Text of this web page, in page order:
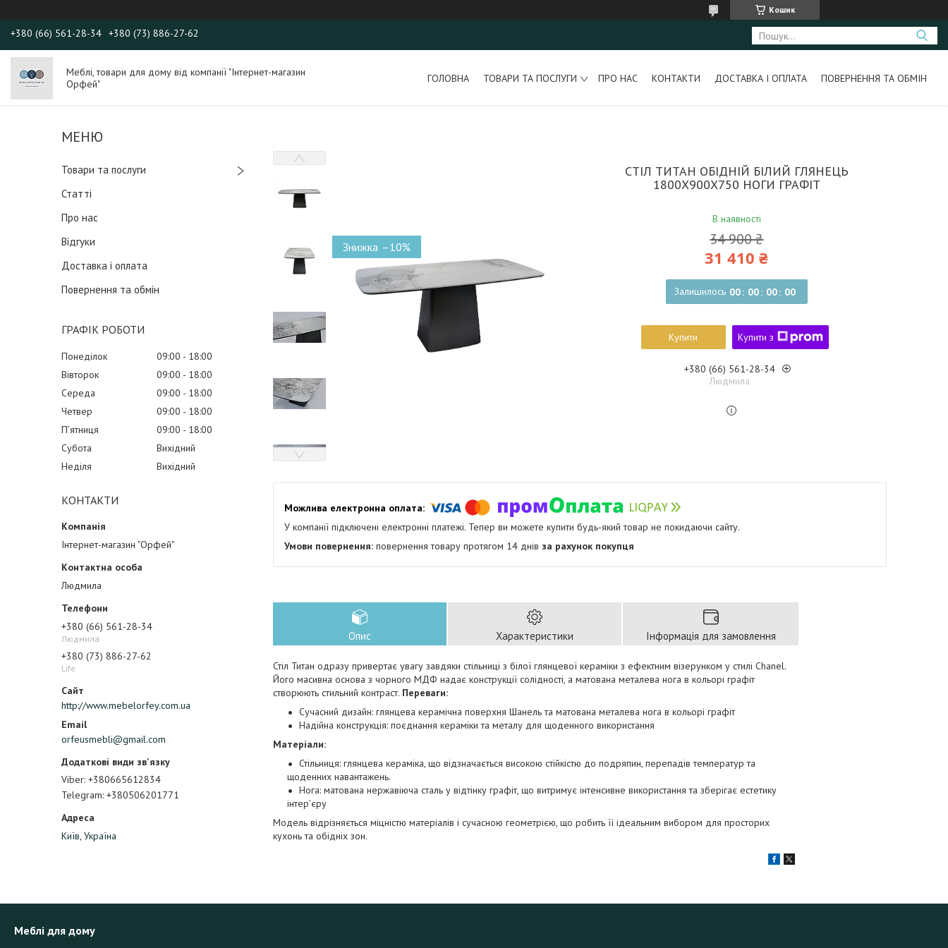
Кошик
+380 (66) 561-28-34 +380 (73) 886-27-62
Меблі, товари для дому від компанії "Інтернет-магазин
Орфей"
ГОЛОВНА ТОВАРИ ТА ПОСЛУГИ ПРО НАС КОНТАКТИ ДОСТАВКА І ОПЛАТА ПОВЕРНЕННЯ ТА ОБМІН
Товари та послуги
Статті
Про нас
Відгуки
Доставка і оплата
Повернення та обмін
ГРАФІК РОБОТИ
Понеділок 09:00
18:00
Вівторок
09:00
18:00
Середа
09:00
18:00
Четвер
09:00
18:00
Пʼятниця
09:00
18:00
Субота
Вихідний
Неділя
Вихідний
КОНТАКТИ
Інтернет-магазин "Орфей"
Людмила
+380 (66) 561-28-34
Людмила
+380 (73) 886-27-62
Life
http://www.mebelorfey.com.ua
orfeusmebli@gmail.com
Viber +380665612834
Telegram +380506201771
Київ, Україна
–10%
СТІЛ ТИТАН ОБІДНІЙ БІЛИЙ ГЛЯНЕЦЬ
1800X900X750 НОГИ ГРАФІТ
В наявності
34 900 ₴
31 410 ₴
Залишилось 00 00 00 00
Купити Купити з
+380 (66) 561-28-34
Людмила
У компанії підключені електронні платежі. Тепер ви можете купити будь-який товар не покидаючи сайту.
повернення товару протягом 14 днів за рахунок покупця
Опис Характеристики Інформація для замовлення
Стіл Титан одразу привертає увагу завдяки стільниці з білої глянцевої кераміки з ефектним візерунком у стилі Chanel.
Його масивна основа з чорного МДФ надає конструкції солідності, а матована металева нога в кольорі графіт
створюють стильний контраст. Переваги:
Сучасний дизайн: глянцева керамічна поверхня Шанель та матована металева нога в кольорі графіт
Надійна конструкція: поєднання кераміки та металу для щоденного використання
Матеріали:
Стільниця: глянцева кераміка, що відзначається високою стійкістю до подряпин, перепадів температур та
щоденних навантажень.
Нога: матована нержавіюча сталь у відтінку графіт, що витримує інтенсивне використання та зберігає естетику
інтер’єру
Модель відрізняється міцністю матеріалів і сучасною геометрією, що робить її ідеальним вибором для просторих
кухонь та обідніх зон.
Меблі для дому